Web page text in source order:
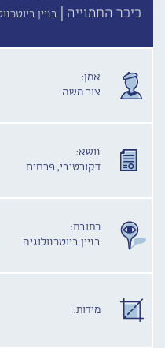
כיכר החמנייה | בניין
אמן:
צור משה
נושא:
דקורטיבי, פרחים
כתובת:
בניין ביוטכנולוגיה
מידות: